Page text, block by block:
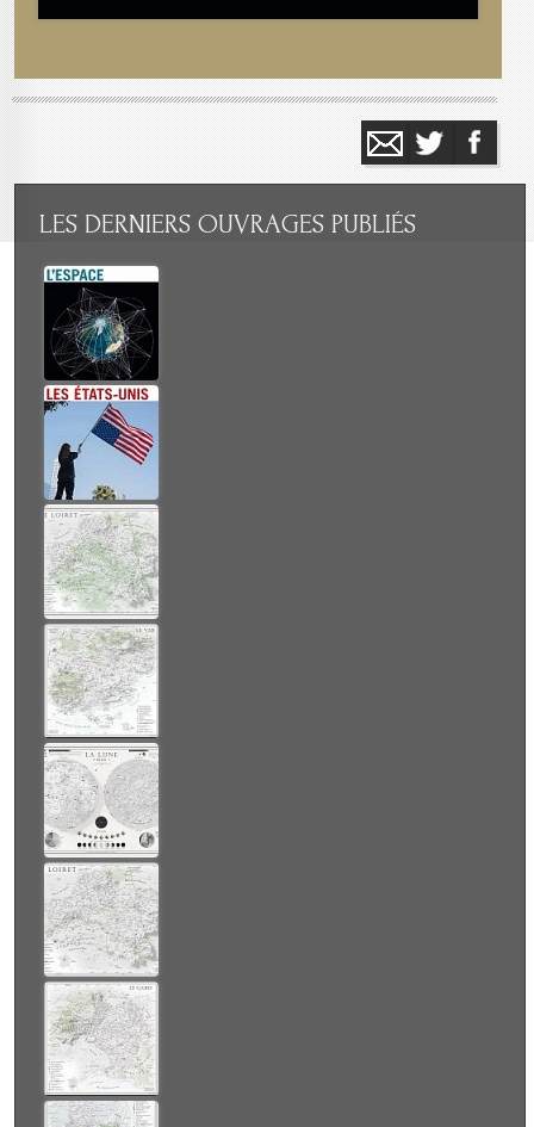
LES DERNIERS OUVRAGES PUBLIÉS